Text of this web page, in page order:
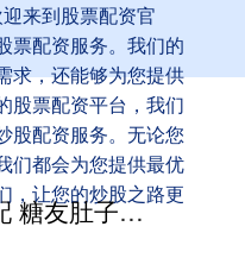
来到股票配资官
票配资服务。我们的
求，还能够为您提供
股票配资平台，我们
股配资服务。无论您
们都会为您提供最优
，让您的炒股之路更
驰盈优配 糖友肚子总是咕咕叫、爱放屁？医生：多半与这些原因有关，别不当回事！